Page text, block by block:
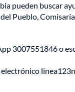
pueden buscar
Pueblo,
3007551846 o